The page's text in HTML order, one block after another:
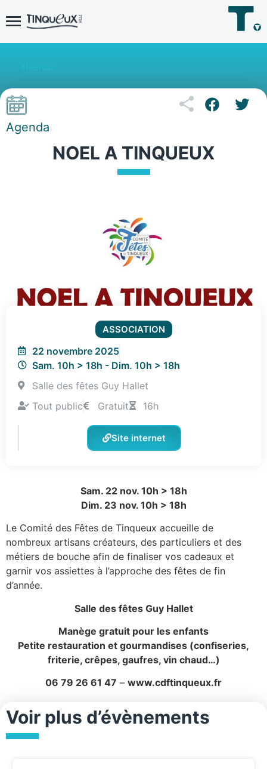
Agenda
NOEL A TINQUEUX
ASSOCIATION
22 novembre 2025
Sam. 10h > 18h - Dim. 10h > 18h
Salle des fêtes Guy Hallet
Tout public
Gratuit 16h
Site internet
Sam. 22 nov. 10h > 18h
Dim. 23 nov. 10h > 18h
Le Comité des Fêtes de Tinqueux accueille de
nombreux artisans créateurs, des particuliers et des
métiers de bouche afin de finaliser vos cadeaux et
garnir vos assiettes à l’approche des fêtes de fin
d’année.
Salle des fêtes Guy Hallet
Manège gratuit pour les enfants
Petite restauration et gourmandises (confiseries,
friterie, crêpes, gaufres, vin chaud…)
06 79 26 61 47 – www.cdftinqueux.fr
Voir plus d’évènements